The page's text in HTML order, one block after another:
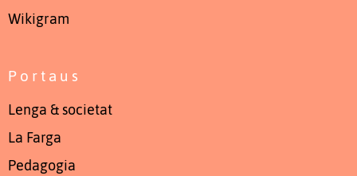
Wikigram
Portaus
Lenga & societat
La Farga
Pedagogia